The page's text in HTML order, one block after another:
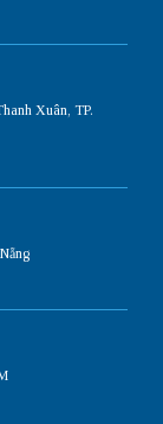
Xuân, TP.